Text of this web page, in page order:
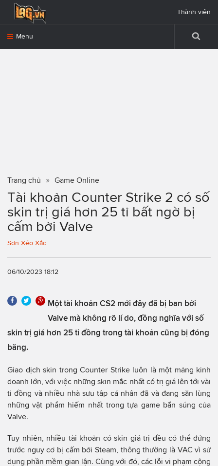
Menu
Thành viên
Trang chủ Game Online
Tài khoản Counter Strike 2 có số
skin trị giá hơn 25 tỉ bất ngờ bị
cấm bởi Valve
Sơn Xéo Xắc
06/10/2023 18:12
Một tài khoản CS2 mới đây đã bị ban bởi
Valve mà không rõ lí do, đồng nghĩa với số
skin trị giá hơn 25 tỉ đồng trong tài khoản cũng bị đóng
băng.
Giao dịch skin trong Counter Strike luôn là một mảng kinh
doanh lớn, với việc những skin mắc nhất có trị giá lên tới vài
tỉ đồng và nhiều nhà sưu tập cá nhân đã và đang săn lùng
những vật phẩm hiếm nhất trong tựa game bắn súng của
Valve.
Tuy nhiên, nhiều tài khoản có skin giá trị đều có thể đứng
trước nguy cơ bị cấm bởi Steam, thông thường là VAC vì sử
dụng phần mềm gian lận. Cùng với đó, các lỗi vi phạm cộng